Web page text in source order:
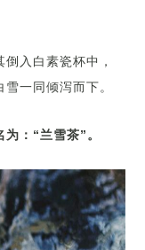
入白素瓷杯中，
一同倾泻而下。
：“兰雪茶”。